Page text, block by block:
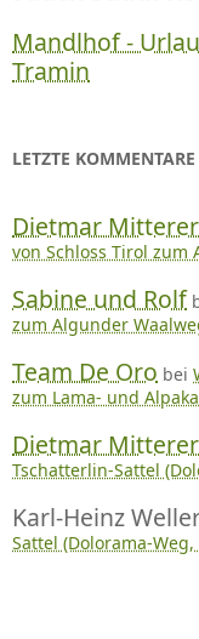
Mandlhof -
Tramin
LETZTE KOMMENTARE
Dietmar
von Schloss Tirol zum
Sabine und Rolf
zum Algunder
Team De Oro bei
zum Lama- und
Dietmar
Tschatterlin-Sattel
Karl-Heinz
Sattel (Dolorama-Weg,